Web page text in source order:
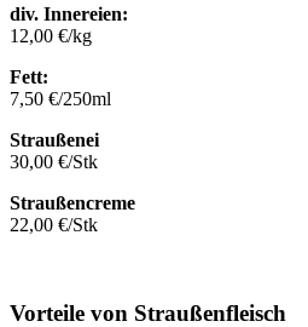
div. Innereien:
12,00 €/kg
Fett:
7,50 €/250ml
Straußenei
30,00 €/Stk
Straußencreme
22,00 €/Stk
Vorteile von Straußenfleisch